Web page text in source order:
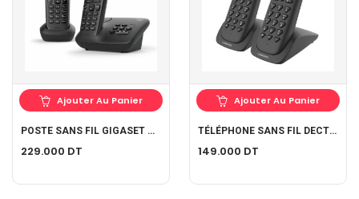
Ajouter Au Panier
POSTE SANS FIL GIGASET AL 170A DUO
229.000 DT
Ajouter Au Panier
TÉLÉPHONE SANS FIL DECT LOGICOM VEGA 250 DUO
149.000 DT